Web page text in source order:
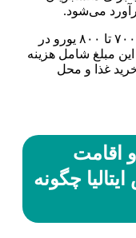
در میلان که گران‌ترین شهر ایتالیاست، ۷۰۰ تا ۸۰۰ یورو در
مبلغ شامل هزینه
غذا و محل
اقامت
چگونه